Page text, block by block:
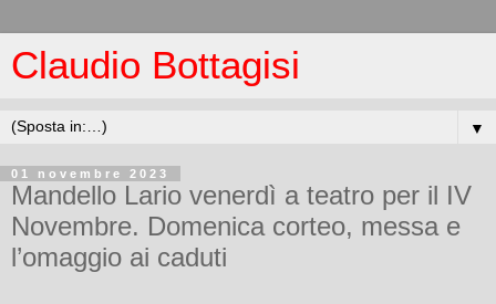
Claudio Bottagisi
▼
01 novembre 2023
Mandello Lario venerdì a teatro per il IV
Novembre. Domenica corteo, messa e
l’omaggio ai caduti